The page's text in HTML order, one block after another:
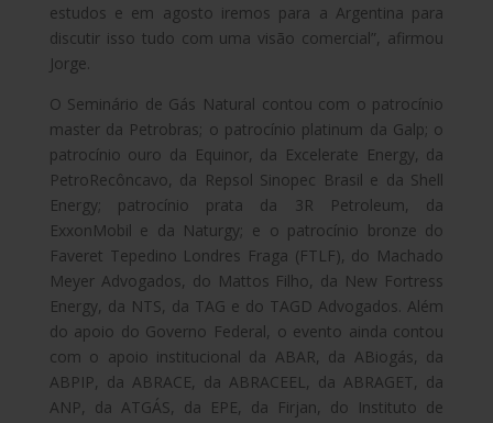
estudos e em agosto iremos para a Argentina para
discutir isso tudo com uma visão comercial”, afirmou
Jorge.
O Seminário de Gás Natural contou com o patrocínio
master da Petrobras; o patrocínio platinum da Galp; o
patrocínio ouro da Equinor, da Excelerate Energy, da
PetroRecôncavo, da Repsol Sinopec Brasil e da Shell
Energy; patrocínio prata da 3R Petroleum, da
ExxonMobil e da Naturgy; e o patrocínio bronze do
Faveret Tepedino Londres Fraga (FTLF), do Machado
Meyer Advogados, do Mattos Filho, da New Fortress
Energy, da NTS, da TAG e do TAGD Advogados. Além
do apoio do Governo Federal, o evento ainda contou
com o apoio institucional da ABAR, da ABiogás, da
ABPIP, da ABRACE, da ABRACEEL, da ABRAGET, da
ANP, da ATGÁS, da EPE, da Firjan, do Instituto de